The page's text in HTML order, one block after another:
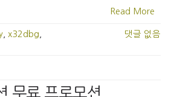
Read More
x32dbg 댓글 없음
무료 프로모션